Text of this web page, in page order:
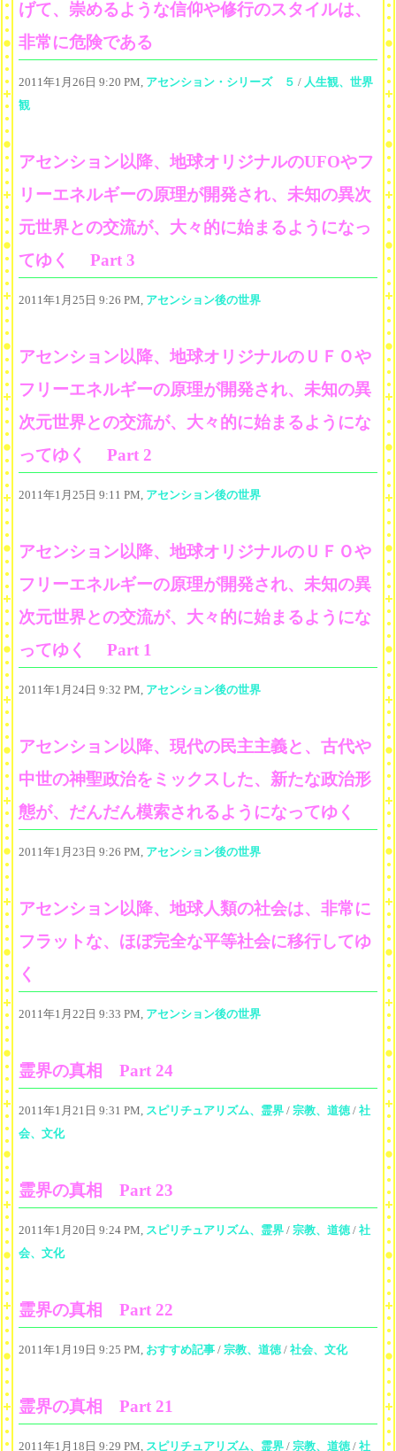
げて、崇めるような信仰や修行のスタイルは、
非常に危険である
2011年1月26日 9:20 PM, アセンション・シリーズ ５ / 人生観、世界
観
アセンション以降、地球オリジナルのUFOやフ
リーエネルギーの原理が開発され、未知の異次
元世界との交流が、大々的に始まるようになっ
てゆく Part 3
2011年1月25日 9:26 PM, アセンション後の世界
アセンション以降、地球オリジナルのＵＦＯや
フリーエネルギーの原理が開発され、未知の異
次元世界との交流が、大々的に始まるようにな
ってゆく Part 2
2011年1月25日 9:11 PM, アセンション後の世界
アセンション以降、地球オリジナルのＵＦＯや
フリーエネルギーの原理が開発され、未知の異
次元世界との交流が、大々的に始まるようにな
ってゆく Part 1
2011年1月24日 9:32 PM, アセンション後の世界
アセンション以降、現代の民主主義と、古代や
中世の神聖政治をミックスした、新たな政治形
態が、だんだん模索されるようになってゆく
2011年1月23日 9:26 PM, アセンション後の世界
アセンション以降、地球人類の社会は、非常に
フラットな、ほぼ完全な平等社会に移行してゆ
く
2011年1月22日 9:33 PM, アセンション後の世界
霊界の真相 Part 24
2011年1月21日 9:31 PM, スピリチュアリズム、霊界 / 宗教、道徳/ 社
会、文化
霊界の真相 Part 23
2011年1月20日 9:24 PM, スピリチュアリズム、霊界 / 宗教、道徳/ 社
会、文化
霊界の真相 Part 22
2011年1月19日 9:25 PM, おすすめ記事 / 宗教、道徳/ 社会、文化
霊界の真相 Part 21
2011年1月18日 9:29 PM, スピリチュアリズム、霊界 / 宗教、道徳/ 社